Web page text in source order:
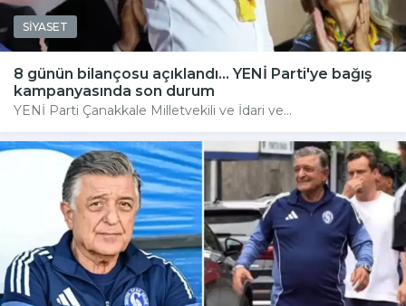
SİYASET
8 günün bilançosu açıklandı... YENİ Parti'ye bağış
kampanyasında son durum
YENİ Parti Çanakkale Milletvekili ve İdari ve...